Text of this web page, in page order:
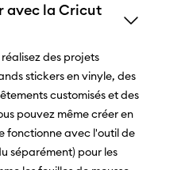
avec la Cricut
des projets
stickers en vinyle, des
customisés et des
pouvez même créer en
fonctionne avec l'outil de
séparément) pour les